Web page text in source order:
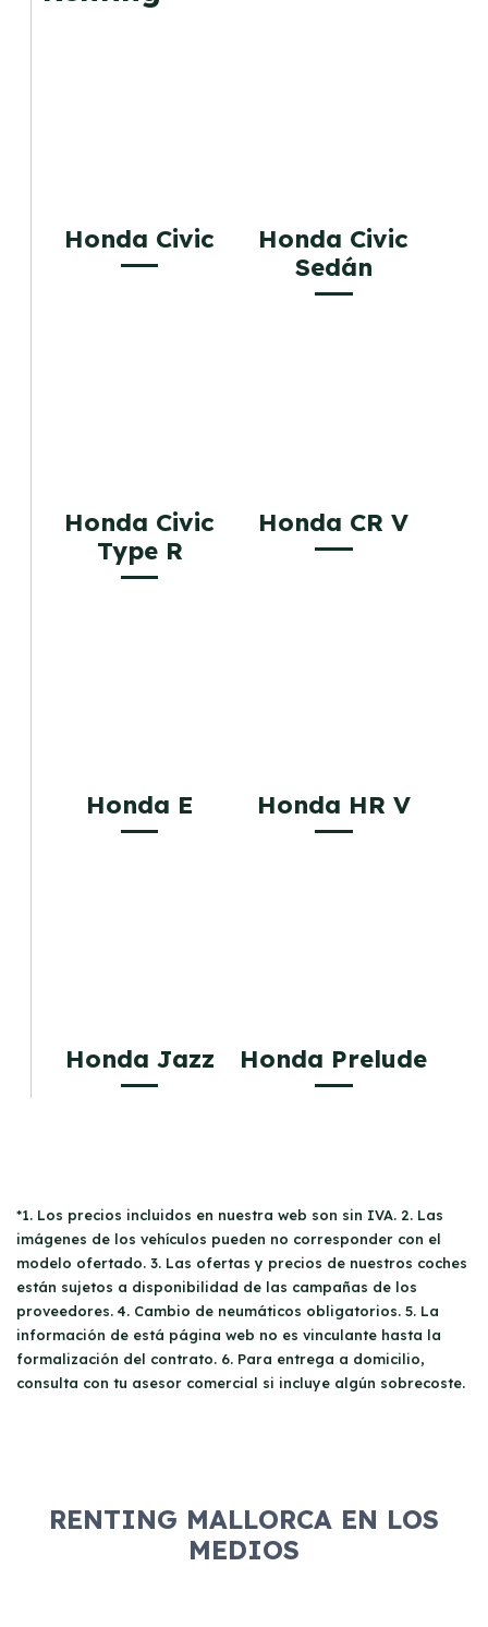
Honda Civic
Honda Civic
Sedán
Honda Civic
Type R
Honda CR V
Honda E Honda HR V
Honda Jazz Honda Prelude
*1. Los precios incluidos en nuestra web son sin IVA. 2. Las
imágenes de los vehículos pueden no corresponder con el
modelo ofertado. 3. Las ofertas y precios de nuestros coches
están sujetos a disponibilidad de las campañas de los
proveedores. 4. Cambio de neumáticos obligatorios. 5. La
información de está página web no es vinculante hasta la
formalización del contrato. 6. Para entrega a domicilio,
consulta con tu asesor comercial si incluye algún sobrecoste.
RENTING MALLORCA EN LOS
MEDIOS